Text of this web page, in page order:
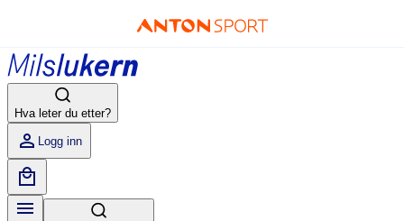
Hva leter du etter?
Logg inn